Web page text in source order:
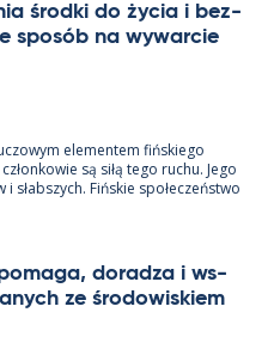
środki do życia i bez­
sposób na wywarcie
ele­men­tem fińs­kiego
są siłą tego ruchu. Jego
Fińs­kie społeczeństwo
do­radza i ws­
ze śro­dowis­kiem